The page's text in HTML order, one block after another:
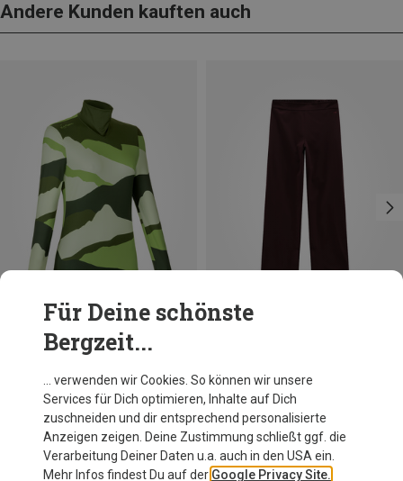
Andere Kunden kauften auch
Du sparst 29%
Für Deine schönste
Bergzeit...
… verwenden wir Cookies. So können wir unsere
Services für Dich optimieren, Inhalte auf Dich
zuschneiden und dir entsprechend personalisierte
Anzeigen zeigen. Deine Zustimmung schließt ggf. die
Verarbeitung Deiner Daten u.a. auch in den USA ein.
Mehr Infos findest Du auf der Google Privacy Site.